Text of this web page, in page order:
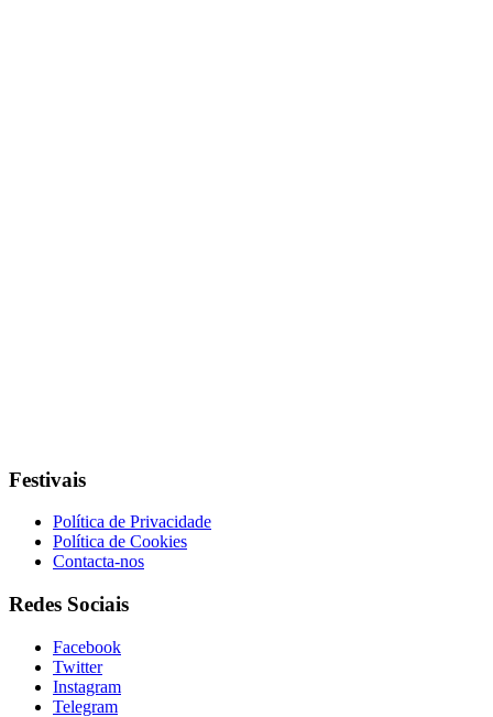
Festivais
Política de Privacidade
Política de Cookies
Contacta-nos
Redes Sociais
Facebook
Twitter
Instagram
Telegram